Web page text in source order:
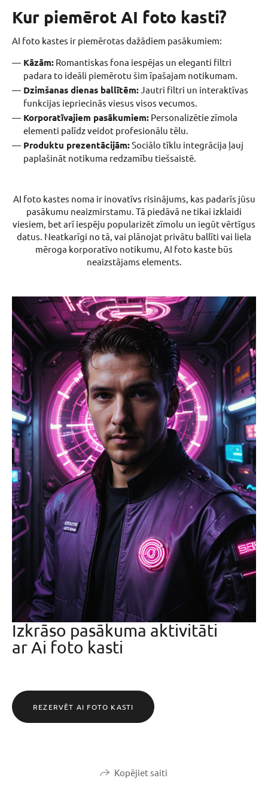
Kur piemērot AI foto kasti?
AI foto kastes ir piemērotas dažādiem pasākumiem:
Kāzām:Romantiskas fona iespējas un eleganti filtri
padara to ideāli piemērotu šim īpašajam notikumam.
Dzimšanas dienas ballītēm:Jautri filtri un interaktīvas
funkcijas iepriecinās viesus visos vecumos.
Korporatīvajiem pasākumiem:Personalizētie zīmola
elementi palīdz veidot profesionālu tēlu.
Produktu prezentācijām:Sociālo tīklu integrācija ļauj
paplašināt notikuma redzamību tiešsaistē.
AI foto kastes noma ir inovatīvs risinājums, kas padarīs jūsu
pasākumu neaizmirstamu. Tā piedāvā ne tikai izklaidi
viesiem, bet arī iespēju popularizēt zīmolu un iegūt vērtīgus
datus. Neatkarīgi no tā, vai plānojat privātu ballīti vai liela
mēroga korporatīvo notikumu, AI foto kaste būs
neaizstājams elements.
Izkrāso pasākuma aktivitāti
ar Ai foto kasti
REZERVĒT AI FOTO KASTI
Kopējiet saiti